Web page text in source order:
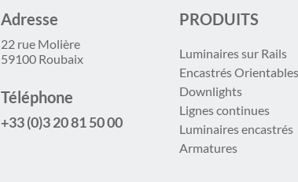
Adresse
22 rue Molière
59100 Roubaix
Téléphone
+33 (0)3 20 81 50 00
PRODUITS
Luminaires sur Rails
Encastrés Orientables
Downlights
Lignes continues
Luminaires encastrés
Armatures